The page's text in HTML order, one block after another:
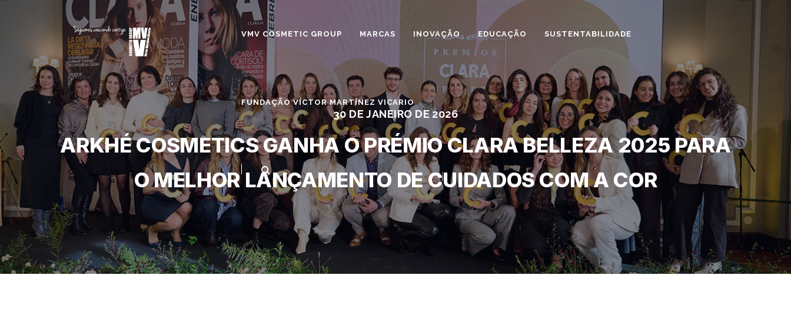
VMV COSMETIC GROUP MARCAS INOVAÇÃO EDUCAÇÃO SUSTENTABILIDADE
FUNDAÇÃO VÍCTOR MARTÍNEZ VICARIO
30 DE JANEIRO DE 2026
ARKHÉ COSMETICS GANHA O PRÉMIO CLARA BELLEZA 2025 PARA
O MELHOR LANÇAMENTO DE CUIDADOS COM A COR